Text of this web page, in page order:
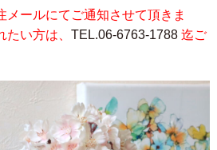
ールにてご通知させて頂きま
い方は、 TEL.06-6763-1788迄ご